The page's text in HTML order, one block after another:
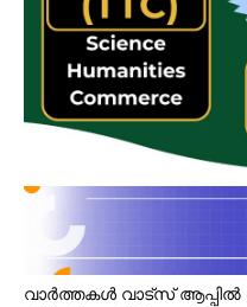
വാർത്തകൾ വാട്സ് ആപ്പിൽ